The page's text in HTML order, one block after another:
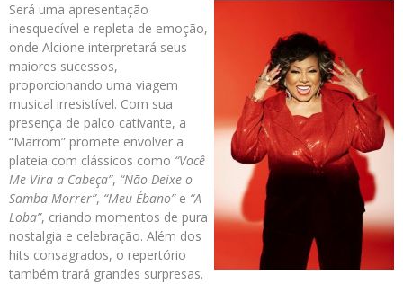
Será uma apresentação
inesquecível e repleta de emoção,
onde Alcione interpretará seus
maiores sucessos,
proporcionando uma viagem
musical irresistível. Com sua
presença de palco cativante, a
“Marrom” promete envolver a
plateia com clássicos como “Você
Me Vira a Cabeça”, “Não Deixe o
Samba Morrer”, “Meu Ébano”e “A
Loba”, criando momentos de pura
nostalgia e celebração. Além dos
hits consagrados, o repertório
também trará grandes surpresas.